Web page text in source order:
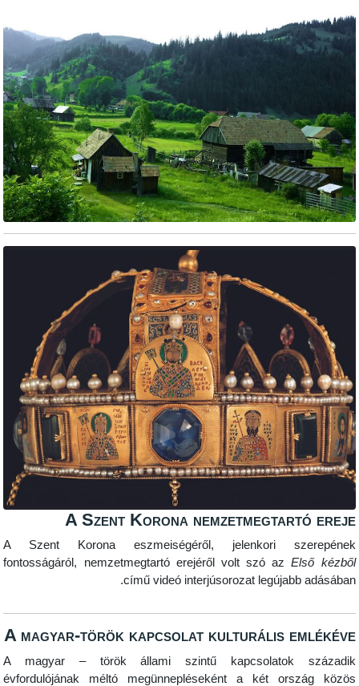
A Szent Korona nemzetmegtartó
A Szent Korona eszmeiségéről, jelenkori
fontosságáról, nemzetmegtartó erejéről volt szó azElső
című videó interjúsorozat legújabb
A magyar-török kapcsolat kulturális
A magyar – török állami szintű kapcsolatok
évfordulójának méltó megünnepléseként a két ország